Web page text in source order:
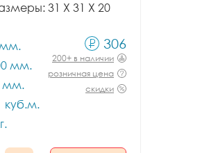
31 X 31 X 20
мм.
мм.
мм.
куб.м.
306
200+ в наличии
розничная цена
скидки